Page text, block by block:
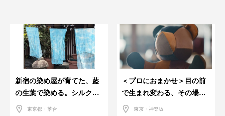
新宿の染め屋が育てた、藍
の生葉で染める。シルクの
ストール
東京都・落合
＜プロにおまかせ＞目の前
で生まれ変わる、その場で
革のお手入れ受付会。
東京・神楽坂